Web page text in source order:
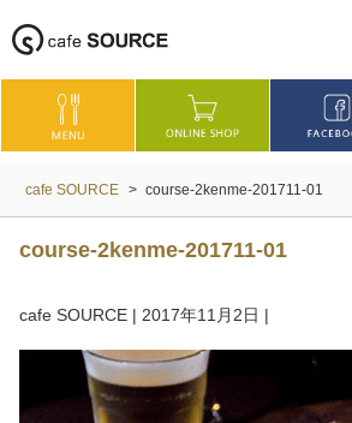
cafe SOURCE > course-2kenme-201711-01
course-2kenme-201711-01
cafe SOURCE | 2017年11月2日 |